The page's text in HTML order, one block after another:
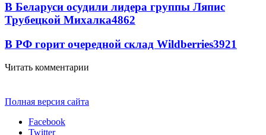
В Беларуси осудили лидера группы Ляпис
Трубецкой Михалка4862
В РФ горит очередной склад Wildberries3921
Читать комментарии
Полная версия сайта
Facebook
Twitter